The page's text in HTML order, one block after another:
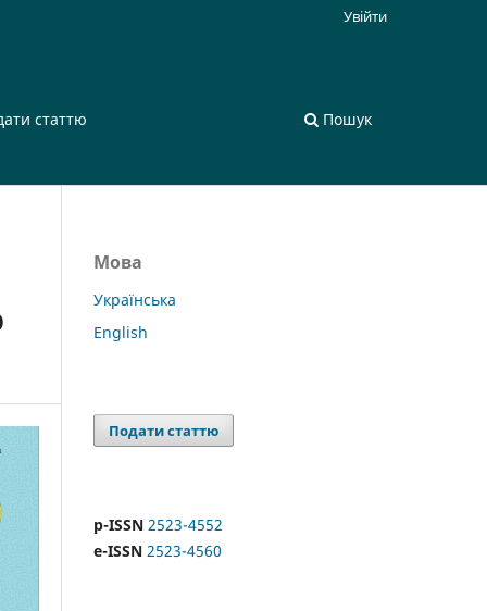
статтю Пошук
Увійти
Мова
Українська
English
Подати статтю
p-ISSN 2523-4552
e-ISSN 2523-4560